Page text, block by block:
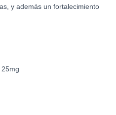
y además un fortalecimiento
25mg